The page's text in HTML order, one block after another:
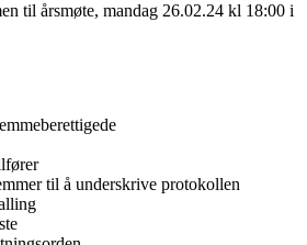
til årsmøte, mandag 26.02.24 kl 18:00 i
til å underskrive protokollen